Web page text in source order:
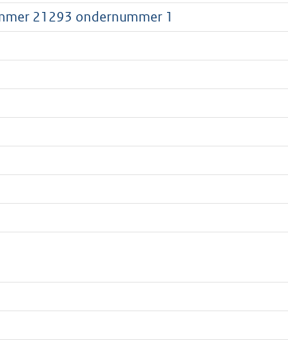
21293 ondernummer 1